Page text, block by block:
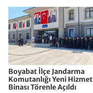
Boyabat İlçe Jandarma
Komutanlığı Yeni Hizmet
Binası Törenle Açıldı